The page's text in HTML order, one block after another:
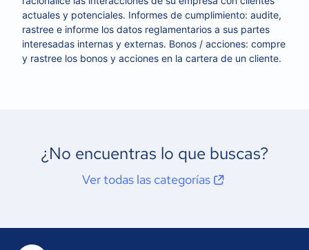
actuales y potenciales. Informes de cumplimiento: audite,
rastree e informe los datos reglamentarios a sus partes
interesadas internas y externas. Bonos / acciones: compre
y rastree los bonos y acciones en la cartera de un cliente.
¿No encuentras lo que buscas?
Ver todas las categorías